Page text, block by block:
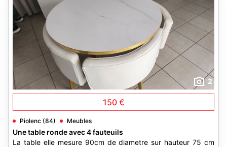
2
150 €
Piolenc (84) Meubles
Une table ronde avec 4 fauteuils
La table elle mesure 90cm de diametre sur hauteur 75 cm